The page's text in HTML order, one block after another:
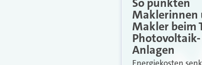
Maklerinnen
Makler beim
Photovoltaik-
Anlagen